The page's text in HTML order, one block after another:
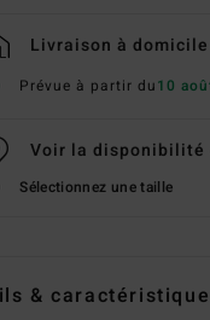
Livraison à
Prévue à partir du10
Voir la disponibilité
Sélectionnez une taille
&